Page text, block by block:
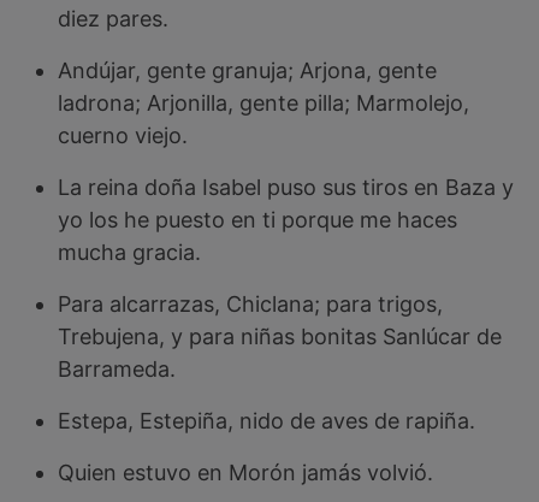
diez pares.
Andújar, gente granuja; Arjona, gente
ladrona; Arjonilla, gente pilla; Marmolejo,
cuerno viejo.
La reina doña Isabel puso sus tiros en Baza y
yo los he puesto en ti porque me haces
mucha gracia.
Para alcarrazas, Chiclana; para trigos,
Trebujena, y para niñas bonitas Sanlúcar de
Barrameda.
Estepa, Estepiña, nido de aves de rapiña.
Quien estuvo en Morón jamás volvió.